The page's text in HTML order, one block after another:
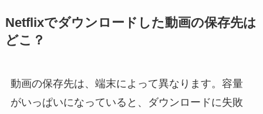
Netflixでダウンロードした動画の保存先は
どこ？
動画の保存先は、端末によって異なります。容量
がいっぱいになっていると、ダウンロードに失敗